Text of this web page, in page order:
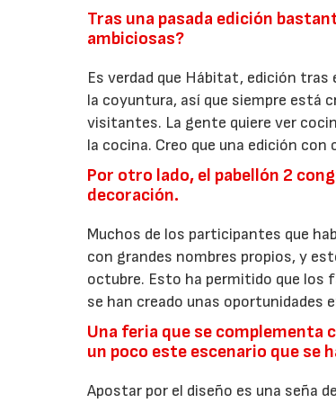
Tras una pasada edición
ambiciosas?
Es verdad que Hábitat, edición
la coyuntura, así que siempre está
visitantes. La gente quiere ver
la cocina. Creo que una edición
Por otro lado, el pabellón 2
decoración.
Muchos de los participantes que
con grandes nombres propios, y
octubre. Esto ha permitido que los
se han creado unas oportunidades
Una feria que se complementa
un poco este escenario que
Apostar por el diseño es una seña